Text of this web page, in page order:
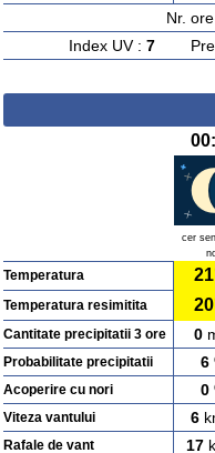
Nr.
Index UV : 7
cer
Temperatura 21
Temperatura resimitita 20
Cantitate precipitatii 3 ore 0
Probabilitate precipitatii 6
Acoperire cu nori 0
Viteza vantului 6
Rafale de vant 17